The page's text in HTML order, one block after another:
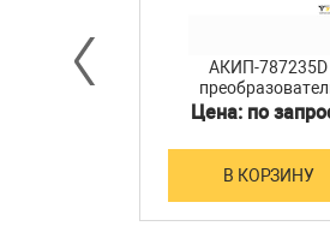
АКИП-787235D
мощности
Цена: по
В КОРЗИНУ